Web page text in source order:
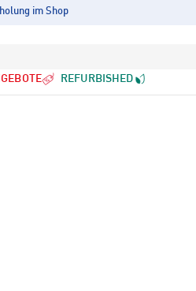
im Shop
REFURBISHED